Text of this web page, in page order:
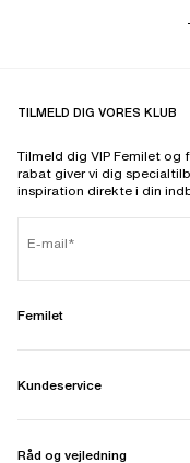
TILMELD DIG VORES KLUB
Tilmeld dig VIP Femilet
rabat giver vi dig
inspiration direkte i din
E-mail
Femilet
Kundeservice
Råd og vejledning